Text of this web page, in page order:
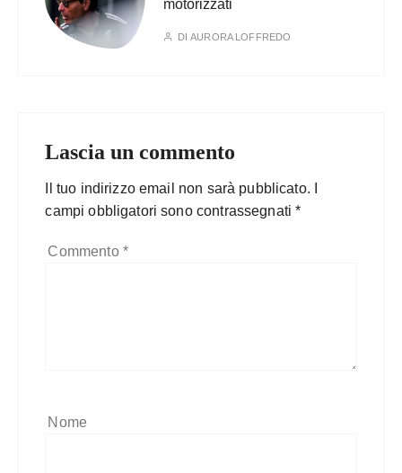
motorizzati
DIAURORA LOFFREDO
Lascia un commento
Il tuo indirizzo email non sarà pubblicato.
campi obbligatori sono contrassegnati*
Commento *
Nome